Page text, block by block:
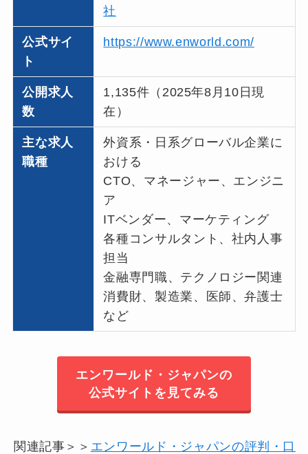
社
公式サイ
ト
https://www.enworld.com/
公開求人
数
1,135件（2025年8月10日現
在）
主な求人
職種
外資系・日系グローバル企業に
おける
CTO、マネージャー、エンジニ
ア
ITベンダー、マーケティング
各種コンサルタント、社内人事
担当
金融専門職、テクノロジー関連
消費財、製造業、医師、弁護士
など
エンワールド・ジャパンの
公式サイトを見てみる
関連記事＞＞ エンワールド・ジャパンの評判・口